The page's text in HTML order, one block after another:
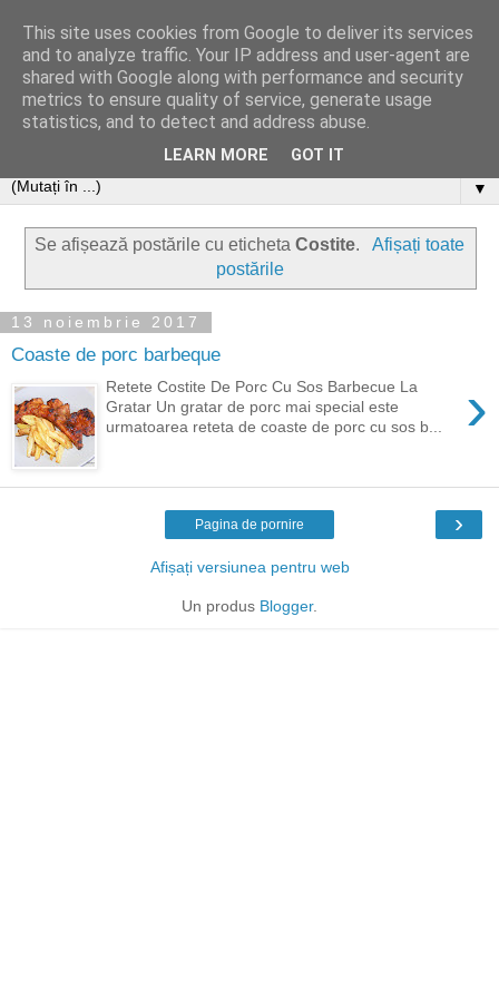
▼
Se afișează postările cu etichetaCostite.
Afișați toate
postările
13 noiembrie 2017
Coaste de porc barbeque
›
Retete Costite De Porc Cu Sos Barbecue La
Gratar Un gratar de porc mai special este
urmatoarea reteta de coaste de porc cu sos b...
›
Pagina de pornire
Afișați versiunea pentru web
Un produs Blogger.
This site uses cookies from Google to deliver its services
and to analyze traffic. Your IP address and user-agent are
shared with Google along with performance and security
metrics to ensure quality of service, generate usage
statistics, and to detect and address abuse.
LEARN MORE GOT IT